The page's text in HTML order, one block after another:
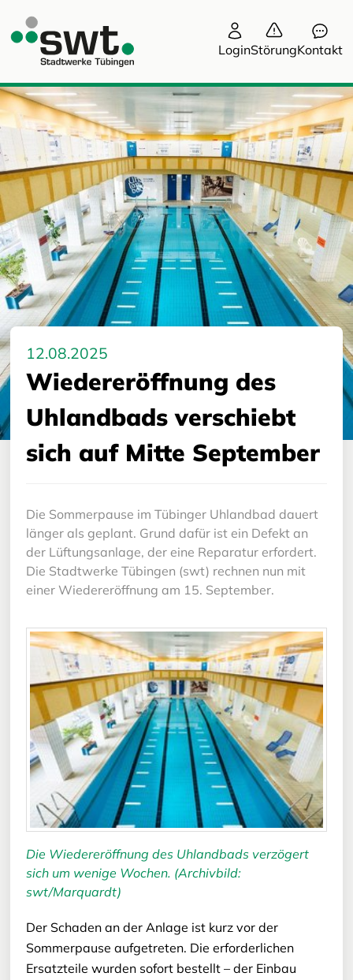
LoginStörungKontakt
12.08.2025
Wiedereröffnung des
Uhlandbads verschiebt
sich auf Mitte September
Die Sommerpause im Tübinger Uhlandbad dauert
länger als geplant. Grund dafür ist ein Defekt an
der Lüftungsanlage, der eine Reparatur erfordert.
Die Stadtwerke Tübingen (swt) rechnen nun mit
einer Wiedereröffnung am 15. September.
Die Wiedereröffnung des Uhlandbads verzögert
sich um wenige Wochen. (Archivbild:
swt/Marquardt)
Der Schaden an der Anlage ist kurz vor der
Sommerpause aufgetreten. Die erforderlichen
Ersatzteile wurden sofort bestellt – der Einbau